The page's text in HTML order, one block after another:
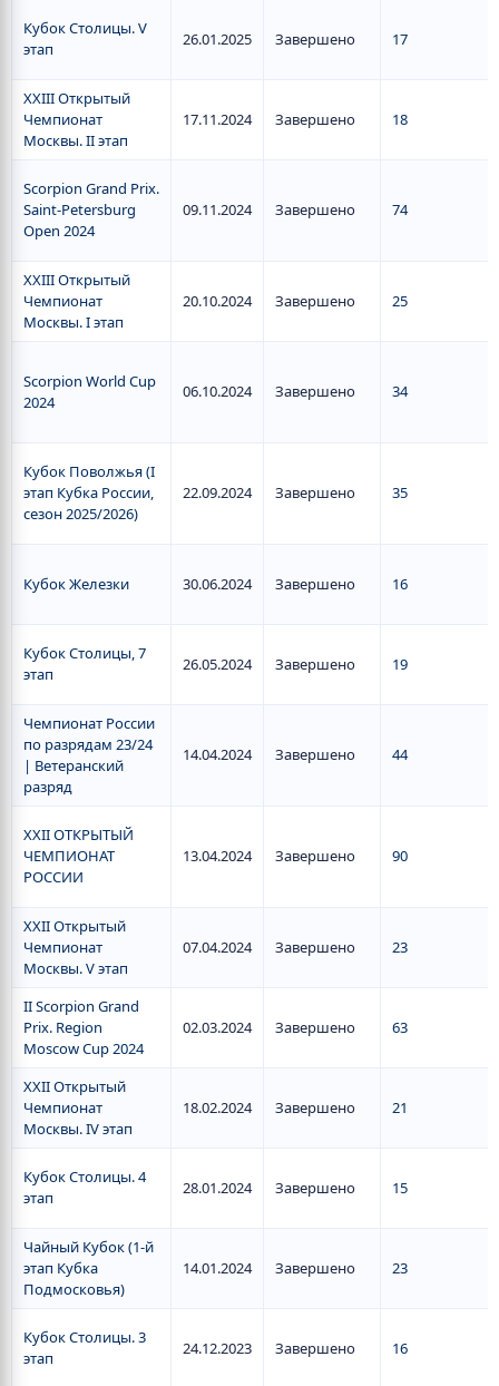
Кубок Столицы. V
этап
26.01.2025 Завершено 17
XXIII Открытый
Чемпионат
Москвы. II этап
17.11.2024 Завершено 18
Scorpion Grand Prix.
Saint-Petersburg
Open 2024
09.11.2024 Завершено 74
XXIII Открытый
Чемпионат
Москвы. I этап
20.10.2024 Завершено 25
Scorpion World Cup
2024
06.10.2024 Завершено 34
Кубок Поволжья (I
этап Кубка России,
сезон 2025/2026)
22.09.2024 Завершено 35
Кубок Железки 30.06.2024 Завершено 16
Кубок Столицы, 7
этап
26.05.2024 Завершено 19
Чемпионат России
по разрядам 23/24
| Ветеранский
разряд
14.04.2024 Завершено 44
XXII ОТКРЫТЫЙ
ЧЕМПИОНАТ
РОССИИ
13.04.2024 Завершено 90
XXII Открытый
Чемпионат
Москвы. V этап
07.04.2024 Завершено 23
II Scorpion Grand
Prix. Region
Moscow Cup 2024
02.03.2024 Завершено 63
XXII Открытый
Чемпионат
Москвы. IV этап
18.02.2024 Завершено 21
Кубок Столицы. 4
этап
28.01.2024 Завершено 15
Чайный Кубок (1-й
этап Кубка
Подмосковья)
14.01.2024 Завершено 23
Кубок Столицы. 3
этап
24.12.2023 Завершено 16